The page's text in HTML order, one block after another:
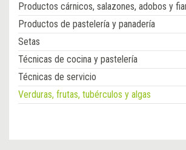
Productos cárnicos, salazones, adobos y
Productos de pastelería y panadería
Setas
Técnicas de cocina y pastelería
Técnicas de servicio
Verduras, frutas, tubérculos y algas